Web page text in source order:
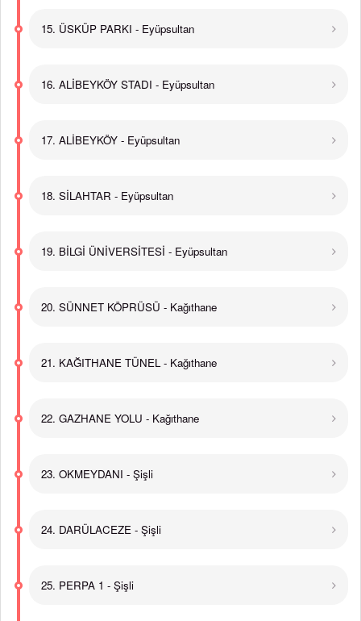
15. ÜSKÜP PARKI - Eyüpsultan
16. ALİBEYKÖY STADI - Eyüpsultan
17. ALİBEYKÖY - Eyüpsultan
18. SİLAHTAR - Eyüpsultan
19. BİLGİ ÜNİVERSİTESİ - Eyüpsultan
20. SÜNNET KÖPRÜSÜ - Kağıthane
21. KAĞITHANE TÜNEL - Kağıthane
22. GAZHANE YOLU - Kağıthane
23. OKMEYDANI - Şişli
24. DARÜLACEZE - Şişli
25. PERPA 1 - Şişli